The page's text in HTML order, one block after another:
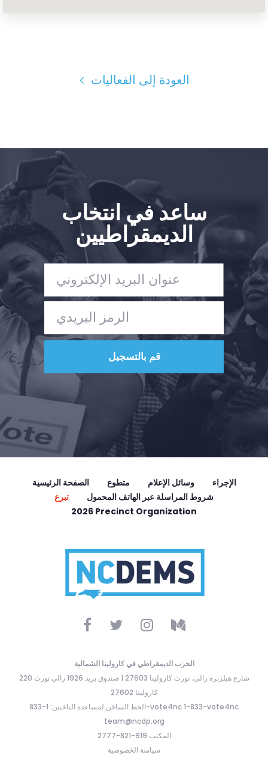
الإجراء
العودة إلى الفعاليات
ساعد في انتخاب
الديمقراطيين
الصفحة الرئيسية متطوع وسائل الإعلام
الإجراء
تبرع
شروط المراسلة عبر الهاتف المحمول
2026 Precinct Organization
الحزب الديمقراطي في كارولينا الشمالية
220 شارع هيلزبره رالي، نورث كارولينا 27603 | صندوق بريد 1926 رالي نورث
كارولينا 27602
الخط الساخن لمساعدة الناخبين: 1-833-vote4nc 1-833-vote4nc
team@ncdp.org
المكتب 919-821-2777
سياسة الخصوصية